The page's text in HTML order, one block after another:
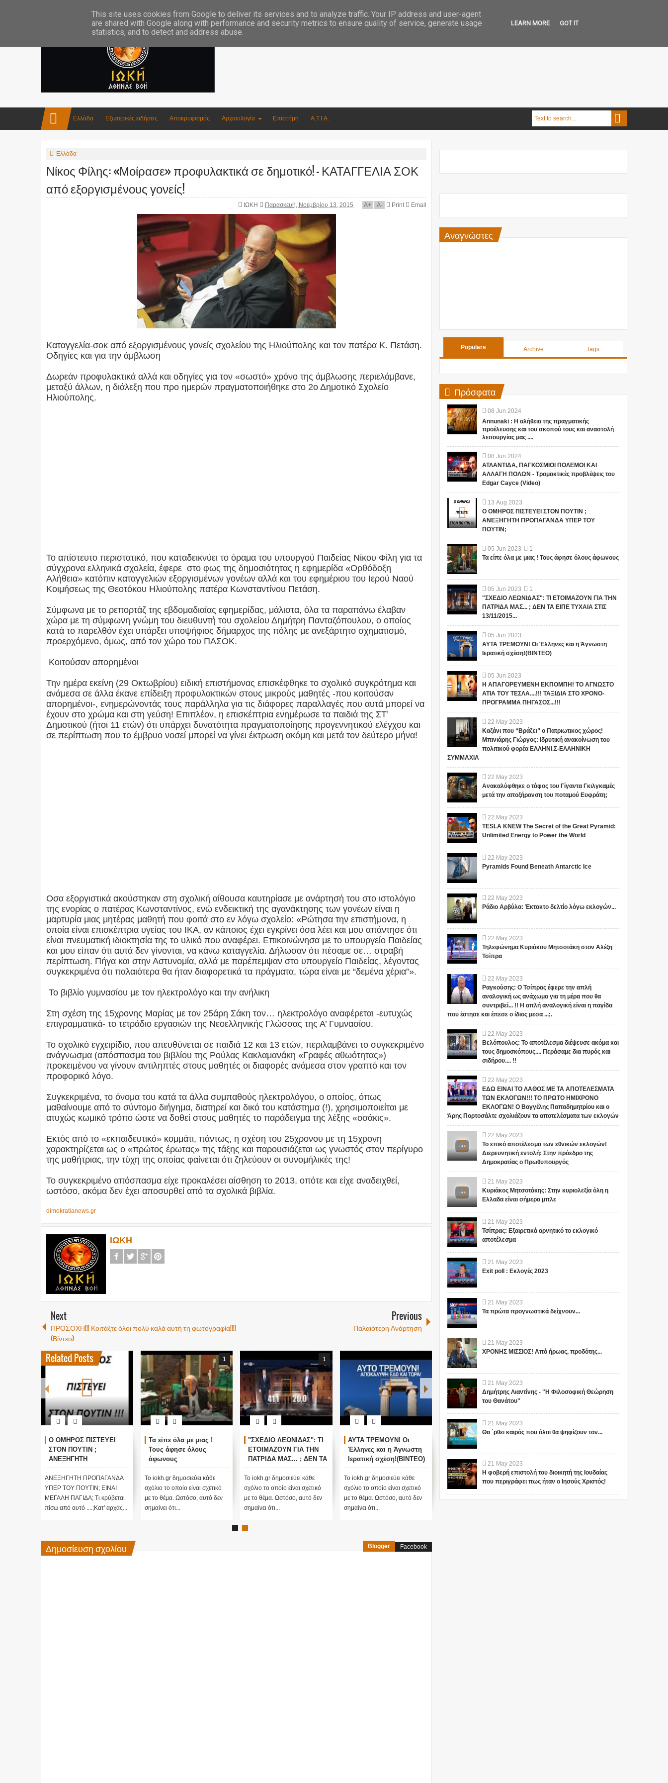
Ελλάδα Εξωτερικές ειδήσεις Αποκρυφισμός Αρχαιολογία Επιστήμη Α.Τ.Ι.Α.
Ελλάδα
Νίκος Φίλης: «Μοίρασε» προφυλακτικά σε δημοτικό! – ΚΑΤΑΓΓΕΛΙΑ ΣΟΚ
από εξοργισμένους γονείς!
ΙΩΚΗ Παρασκευή, Νοεμβρίου 13, 2015 A+ A- Print Email
Καταγγελία-σοκ από εξοργισμένους γονείς σχολείου της Ηλιούπολης και τον πατέρα Κ. Πετάση.
Οδηγίες και για την άμβλωση
Δωρεάν προφυλακτικά αλλά και οδηγίες για τον «σωστό» χρόνο της άμβλωσης περιελάμβανε,
μεταξύ άλλων, η διάλεξη που προ ημερών πραγματοποιήθηκε στο 2ο Δημοτικό Σχολείο
Ηλιούπολης.
Το απίστευτο περιστατικό, που καταδεικνύει το όραμα του υπουργού Παιδείας Νίκου Φίλη για τα
σύγχρονα ελληνικά σχολεία, έφερε στο φως της δημοσιότητας η εφημερίδα «Ορθόδοξη
Αλήθεια» κατόπιν καταγγελιών εξοργισμένων γονέων αλλά και του εφημέριου του Ιερού Ναού
Κοιμήσεως της Θεοτόκου Ηλιούπολης πατέρα Κωνσταντίνου Πετάση.
Σύμφωνα με το ρεπορτάζ της εβδομαδιαίας εφημερίδας, μάλιστα, όλα τα παραπάνω έλαβαν
χώρα με τη σύμφωνη γνώμη του διευθυντή του σχολείου Δημήτρη Πανταζόπουλου, ο οποίος
κατά το παρελθόν έχει υπάρξει υποψήφιος δήμαρχος της πόλης με ανεξάρτητο σχηματισμό,
προερχόμενο, όμως, από τον χώρο του ΠΑΣΟΚ.
Κοιτούσαν απορημένοι
Την ημέρα εκείνη (29 Οκτωβρίου) ειδική επιστήμονας επισκέφθηκε το σχολικό συγκρότημα και
ανάμεσα σε άλλα έκανε επίδειξη προφυλακτικών στους μικρούς μαθητές -που κοιτούσαν
απορημένοι-, ενημερώνοντάς τους παράλληλα για τις διάφορες παραλλαγές που αυτά μπορεί να
έχουν στο χρώμα και στη γεύση! Επιπλέον, η επισκέπτρια ενημέρωσε τα παιδιά της ΣΤ’
Δημοτικού (ήτοι 11 ετών) ότι υπάρχει δυνατότητα πραγματοποίησης προγεννητικού ελέγχου και
σε περίπτωση που το έμβρυο νοσεί μπορεί να γίνει έκτρωση ακόμη και μετά τον δεύτερο μήνα!
Οσα εξοργιστικά ακούστηκαν στη σχολική αίθουσα καυτηρίασε με ανάρτησή του στο ιστολόγιο
της ενορίας ο πατέρας Κωνσταντίνος, ενώ ενδεικτική της αγανάκτησης των γονέων είναι η
μαρτυρία μιας μητέρας μαθητή που φοιτά στο εν λόγω σχολείο: «Ρώτησα την επιστήμονα, η
οποία είναι επισκέπτρια υγείας του ΙΚΑ, αν κάποιος έχει εγκρίνει όσα λέει και μου απάντησε ότι
είναι πνευματική ιδιοκτησία της το υλικό που αναφέρει. Επικοινώνησα με το υπουργείο Παιδείας
και μου είπαν ότι αυτά δεν γίνονται, να κάνω καταγγελία. Δήλωσαν ότι πέσαμε σε… στραβή
περίπτωση. Πήγα και στην Αστυνομία, αλλά με παρέπεμψαν στο υπουργείο Παιδείας, λέγοντας
συγκεκριμένα ότι παλαιότερα θα ήταν διαφορετικά τα πράγματα, τώρα είναι με “δεμένα χέρια”».
Το βιβλίο γυμνασίου με τον ηλεκτρολόγο και την ανήλικη
Στη σχέση της 15χρονης Μαρίας με τον 25άρη Σάκη τον… ηλεκτρολόγο αναφέρεται -ευτυχώς
επιγραμματικά- το τετράδιο εργασιών της Νεοελληνικής Γλώσσας της Α’ Γυμνασίου.
Το σχολικό εγχειρίδιο, που απευθύνεται σε παιδιά 12 και 13 ετών, περιλαμβάνει το συγκεκριμένο
ανάγνωσμα (απόσπασμα του βιβλίου της Ρούλας Κακλαμανάκη «Γραφές αθωότητας»)
προκειμένου να γίνουν αντιληπτές στους μαθητές οι διαφορές ανάμεσα στον γραπτό και τον
προφορικό λόγο.
Συγκεκριμένα, το όνομα του κατά τα άλλα συμπαθούς ηλεκτρολόγου, ο οποίος, όπως
μαθαίνουμε από το σύντομο διήγημα, διατηρεί και δικό του κατάστημα (!), χρησιμοποιείται με
ατυχώς κωμικό τρόπο ώστε να δοθεί στους μαθητές το παράδειγμα της λέξης «οσάκις».
Εκτός από το «εκπαιδευτικό» κομμάτι, πάντως, η σχέση του 25χρονου με τη 15χρονη
χαρακτηρίζεται ως ο «πρώτος έρωτας» της τάξης και παρουσιάζεται ως γνωστός στον περίγυρο
της μαθήτριας, την τύχη της οποίας φαίνεται ότι ζηλεύουν οι συνομήλικές της!
Το συγκεκριμένο απόσπασμα είχε προκαλέσει αίσθηση το 2013, οπότε και είχε αναδειχθεί,
ωστόσο, ακόμα δεν έχει αποσυρθεί από τα σχολικά βιβλία.
dimokratianews.gr
ΙΩΚΗ
Next
ΠΡΟΣΟΧΗ!!! Κοιτάξτε όλοι πολύ καλά αυτή τη φωτογραφία!!!!
(Βίντεο)
Previous
Παλαιότερη Ανάρτηση
Related Posts
Ο ΟΜΗΡΟΣ ΠΙΣΤΕΥΕΙ
ΣΤΟΝ ΠΟΥΤΙΝ ;
ΑΝΕΞΗΓΗΤΗ
ΠΡΟΠΑΓΑΝΔΑ ΥΠΕΡ ΤΟΥ
ΠΟΥΤΙΝ;
ΑΝΕΞΗΓΗΤΗ ΠΡΟΠΑΓΑΝΔΑ
ΥΠΕΡ ΤΟΥ ΠΟΥΤΙΝ; ΕΙΝΑΙ
ΜΕΓΑΛΗ ΠΑΓΙΔΑ; Τι κρύβεται
πίσω από αυτό ....;Κατ' αρχάς...
1
Τα είπε όλα με μιας !
Τους άφησε όλους
άφωνους
Το iokh.gr δημοσιεύει κάθε
σχόλιο το οποίο είναι σχετικό
με το θέμα. Ωστόσο, αυτό δεν
σημαίνει ότι...
1
"ΣΧΕΔΙΟ ΛΕΩΝΙΔΑΣ": ΤΙ
ΕΤΟΙΜΑΖΟΥΝ ΓΙΑ ΤΗΝ
ΠΑΤΡΙΔΑ ΜΑΣ... ; ΔΕΝ ΤΑ
ΕΙΠΕ ΤΥΧΑΙΑ ΣΤΙΣ
13/11/2015...
Το iokh.gr δημοσιεύει κάθε
σχόλιο το οποίο είναι σχετικό
με το θέμα. Ωστόσο, αυτό δεν
σημαίνει ότι...
ΑΥΤΑ ΤΡΕΜΟΥΝ! Οι
Έλληνες και η Άγνωστη
Ιερατική σχέση!(ΒΙΝΤΕΟ)
Το iokh.gr δημοσιεύει κάθε
σχόλιο το οποίο είναι σχετικό
με το θέμα. Ωστόσο, αυτό δεν
σημαίνει ότι...
Δημοσίευση σχολίου Blogger Facebook
Αναγνώστες
Populars Archive Tags
Πρόσφατα
08 Jun 2024
Annunaki : Η αλήθεια της πραγματικής
προέλευσης και του σκοπού τους και αναστολή
λειτουργίας μας ....
08 Jun 2024
ΑΤΛΑΝΤΙΔΑ, ΠΑΓΚΟΣΜΙΟΙ ΠΟΛΕΜΟΙ ΚΑΙ
ΑΛΛΑΓΗ ΠΟΛΩΝ - Τρομακτικές προβλέψεις του
Edgar Cayce (Video)
13 Aug 2023
Ο ΟΜΗΡΟΣ ΠΙΣΤΕΥΕΙ ΣΤΟΝ ΠΟΥΤΙΝ ;
ΑΝΕΞΗΓΗΤΗ ΠΡΟΠΑΓΑΝΔΑ ΥΠΕΡ ΤΟΥ
ΠΟΥΤΙΝ;
05 Jun 2023
1
Τα είπε όλα με μιας ! Τους άφησε όλους άφωνους
05 Jun 2023
1
"ΣΧΕΔΙΟ ΛΕΩΝΙΔΑΣ": ΤΙ ΕΤΟΙΜΑΖΟΥΝ ΓΙΑ ΤΗΝ
ΠΑΤΡΙΔΑ ΜΑΣ... ; ΔΕΝ ΤΑ ΕΙΠΕ ΤΥΧΑΙΑ ΣΤΙΣ
13/11/2015...
05 Jun 2023
ΑΥΤΑ ΤΡΕΜΟΥΝ! Οι Έλληνες και η Άγνωστη
Ιερατική σχέση!(ΒΙΝΤΕΟ)
05 Jun 2023
Η ΑΠΑΓΟΡΕΥΜΕΝΗ ΕΚΠΟΜΠΗ! ΤΟ ΑΓΝΩΣΤΟ
ΑΤΙΑ ΤΟΥ ΤΕΣΛΑ....!!! ΤΑΞΙΔΙΑ ΣΤΟ ΧΡΟΝΟ-
ΠΡΟΓΡΑΜΜΑ ΠΗΓΑΣΟΣ...!!!
22 May 2023
Καζάνι που “Βράζει” ο Πατριωτικος χώρος!
Μπινιάρης Γιώργος: Ιδρυτική ανακοίνωση του
πολιτικού φορέα ΕΛΛΗΝΙ.Σ-ΕΛΛΗΝΙΚΗ
ΣΥΜΜΑΧΙΑ
22 May 2023
Ανακαλύφθηκε ο τάφος του Γίγαντα Γκιλγκαμές
μετά την αποξήρανση του ποταμού Ευφράτη;
22 May 2023
TESLA KNEW The Secret of the Great Pyramid:
Unlimited Energy to Power the World
22 May 2023
Pyramids Found Beneath Antarctic Ice
22 May 2023
Ράδιο Αρβύλα: Έκτακτο δελτίο λόγω εκλογών...
22 May 2023
Τηλεφώνημα Κυριάκου Μητσοτάκη στον Αλέξη
Τσίπρα
22 May 2023
Ραγκούσης: Ο Τσίπρας έφερε την απλή
αναλογική ως ανάχωμα για τη μέρα που θα
συντριβεί... !! Η απλή αναλογική είναι η παγίδα
που έστησε και έπεσε ο ίδιος μεσα ...;.
22 May 2023
Βελόπουλος: Το αποτέλεσμα διέψευσε ακόμα και
τους δημοσκόπους.... Περάσαμε δια πυρός και
σιδήρου.... !!
22 May 2023
ΕΔΩ ΕΙΝΑΙ ΤΟ ΛΑΘΟΣ ΜΕ ΤΑ ΑΠΟΤΕΛΕΣΜΑΤΑ
ΤΩΝ ΕΚΛΟΓΩΝ!!! ΤΟ ΠΡΩΤΟ ΗΜΙΧΡΟΝΟ
ΕΚΛΟΓΩΝ! Ο Βαγγέλης Παπαδημητρίου και ο
Άρης Πορτοσάλτε σχολιάζουν τα αποτελέσματα των εκλογών
22 May 2023
Το επικό αποτέλεσμα των εθνικών εκλογών!
Διερευνητική εντολή: Στην πρόεδρο της
Δημοκρατίας ο Πρωθυπουργός
21 May 2023
Κυριάκος Μητσοτάκης: Στην κυριολεξία όλη η
Ελλαδα είναι σήμερα μπλε
21 May 2023
Τσίπρας: Εξαιρετικά αρνητικό το εκλογικό
αποτέλεσμα
21 May 2023
Exit poll : Εκλογές 2023
21 May 2023
Τα πρώτα προγνωστικά δείχνουν...
21 May 2023
ΧΡΟΝΗΣ ΜΙΣΣΙΟΣ! Από ήρωας, προδότης...
21 May 2023
Δημήτρης Λιαντίνης - "Η Φιλοσοφική Θεώρηση
του Θανάτου"
21 May 2023
Θα ΄ρθει καιρός που όλοι θα ψηφίζουν τον...
21 May 2023
Η φοβερή επιστολή του διοικητή της Ιουδαίας
που περιγράφει πως ήταν ο Ιησούς Χριστός!
This site uses cookies from Google to deliver its services and to analyze traffic. Your IP address and user-agent
are shared with Google along with performance and security metrics to ensure quality of service, generate usage
statistics, and to detect and address abuse.
LEARN MORE GOT IT